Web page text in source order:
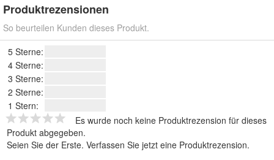
Produktrezensionen
So beurteilen Kunden dieses Produkt.
5 Sterne:
4 Sterne:
3 Sterne:
2 Sterne:
1 Stern:
Es wurde noch keine Produktrezension für dieses
Produkt abgegeben.
Seien Sie der Erste. Verfassen Sie jetzt eine Produktrezension.